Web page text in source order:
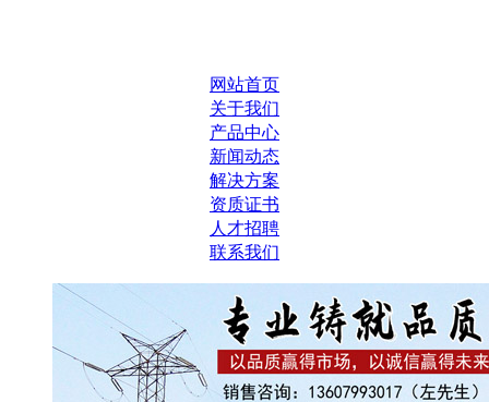
网站首页
关于我们
产品中心
新闻动态
解决方案
资质证书
人才招聘
联系我们